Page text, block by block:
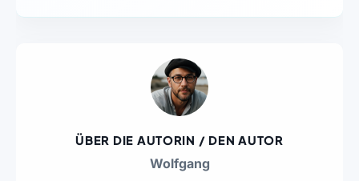
ÜBER DIE AUTORIN / DEN AUTOR
Wolfgang